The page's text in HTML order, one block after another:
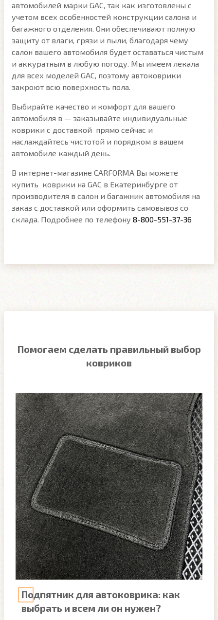
автомобилей марки GAC, так как изготовлены с
учетом всех особенностей конструкции салона и
багажного отделения. Они обеспечивают полную
защиту от влаги, грязи и пыли, благодаря чему
салон вашего автомобиля будет оставаться чистым
и аккуратным в любую погоду. Мы имеем лекала
для всех моделей GAC, поэтому автоковрики
закроют всю поверхность пола.
Выбирайте качество и комфорт для вашего
автомобиля в — заказывайте индивидуальные
коврики с доставкой прямо сейчас и
наслаждайтесь чистотой и порядком в вашем
автомобиле каждый день.
В интернет-магазине CARFORMA Вы можете
купить коврики на GAC в Екатеринбурге от
производителя в салон и багажник автомобиля на
заказ с доставкой или оформить самовывоз со
склада. Подробнее по телефону 8-800-551-37-36
Помогаем сделать правильный выбор
ковриков
Подпятник для автоковрика: как
выбрать и всем ли он нужен?